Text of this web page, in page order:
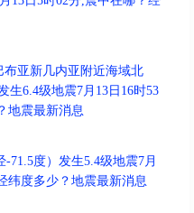
布亚新几内亚附近海域北
生6.4级地震7月13日16时53
地震最新消息
71.5度）发生5.4级地震7月
纬度多少？地震最新消息